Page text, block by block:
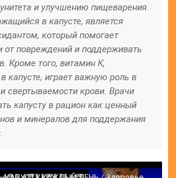
и улучшению пищеварения.
в капусте, является
который помогает
от повреждений и поддерживать
Кроме того, витамин К,
капусте, играет важную роль в
свертываемости крови. Врачи
капусту в рацион как ценный
и минералов для поддержания